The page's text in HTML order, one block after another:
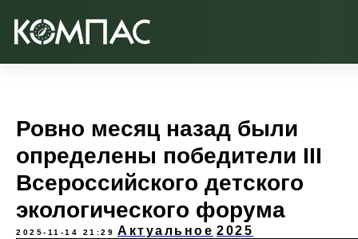
Ровно месяц назад были
определены победители III
Всероссийского детского
экологического форума
2025-11-14 21:29 Актуальное 2025